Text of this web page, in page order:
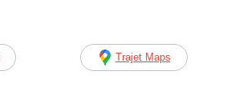
Trajet Maps